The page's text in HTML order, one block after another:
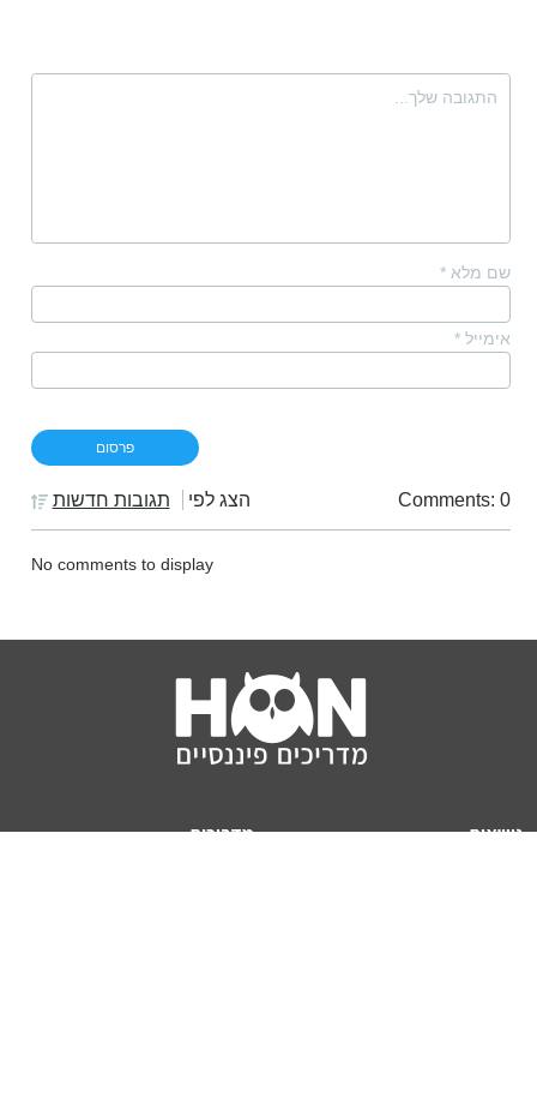
שם מלא *
אימייל *
Comments: 0 הצג לפי תגובות חדשות
No comments to display
נושאים
מדריכים